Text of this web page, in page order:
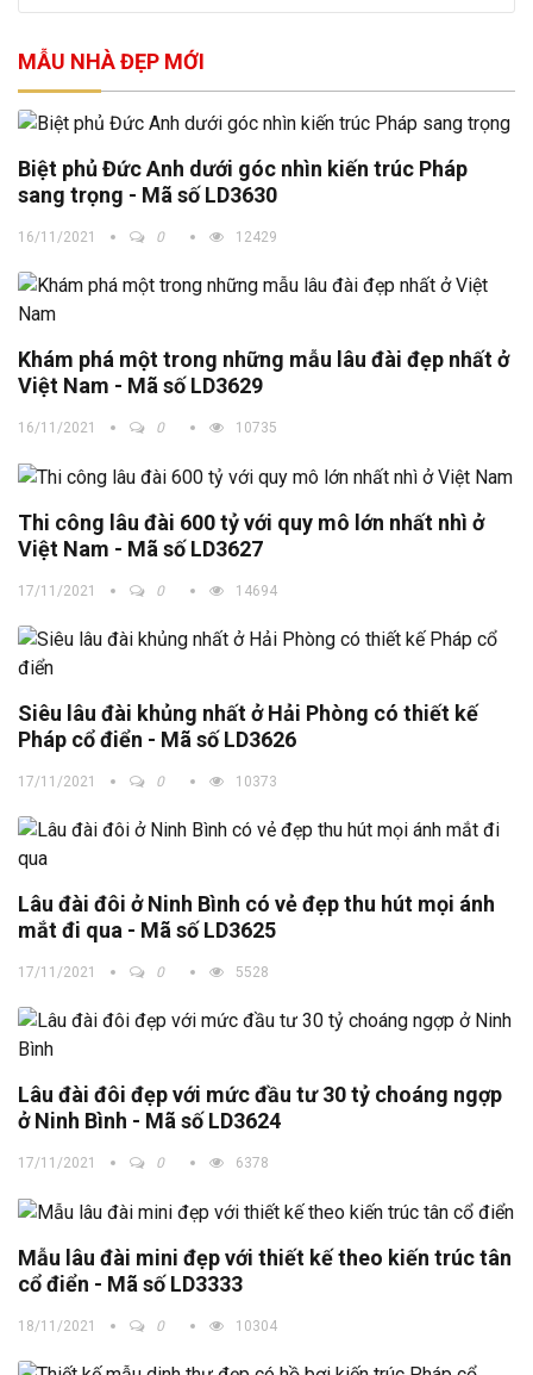
MẪU NHÀ ĐẸP MỚI
Biệt phủ Đức Anh dưới góc nhìn kiến trúc Pháp
sang trọng - Mã số LD3630
16/11/2021 0 12429
Khám phá một trong những mẫu lâu đài đẹp nhất ở
Việt Nam - Mã số LD3629
16/11/2021 0 10735
Thi công lâu đài 600 tỷ với quy mô lớn nhất nhì ở
Việt Nam - Mã số LD3627
17/11/2021 0 14694
Siêu lâu đài khủng nhất ở Hải Phòng có thiết kế
Pháp cổ điển - Mã số LD3626
17/11/2021 0 10373
Lâu đài đôi ở Ninh Bình có vẻ đẹp thu hút mọi ánh
mắt đi qua - Mã số LD3625
17/11/2021 0 5528
Lâu đài đôi đẹp với mức đầu tư 30 tỷ choáng ngợp
ở Ninh Bình - Mã số LD3624
17/11/2021 0 6378
Mẫu lâu đài mini đẹp với thiết kế theo kiến trúc tân
cổ điển - Mã số LD3333
18/11/2021 0 10304